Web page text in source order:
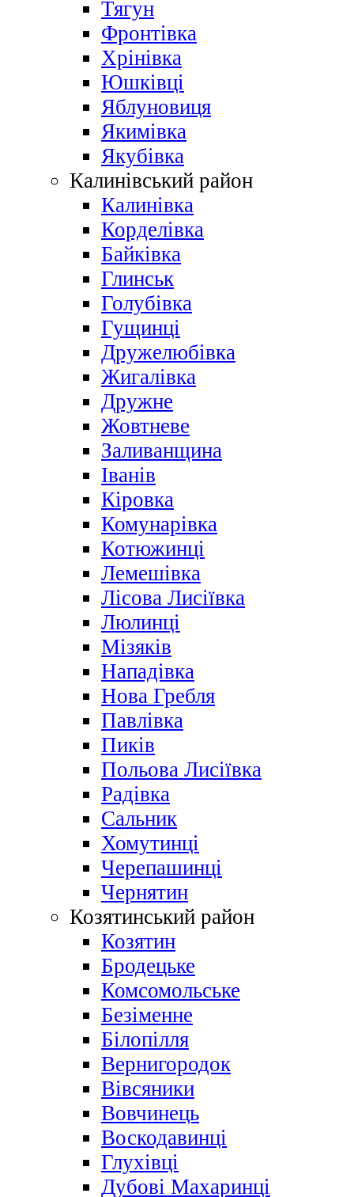
Тягун
Фронтівка
Хрінівка
Юшківці
Яблуновиця
Якимівка
Якубівка
Калинівський район
Калинівка
Корделівка
Байківка
Глинськ
Голубівка
Гущинці
Дружелюбівка
Жигалівка
Дружне
Жовтневе
Заливанщина
Іванів
Кіровка
Комунарівка
Котюжинці
Лемешівка
Лісова Лисіївка
Люлинці
Мізяків
Нападівка
Нова Гребля
Павлівка
Пиків
Польова Лисіївка
Радівка
Сальник
Хомутинці
Черепашинці
Чернятин
Козятинський район
Козятин
Бродецьке
Комсомольське
Безіменне
Білопілля
Вернигородок
Вівсяники
Вовчинець
Воскодавинці
Глухівці
Дубові Махаринці